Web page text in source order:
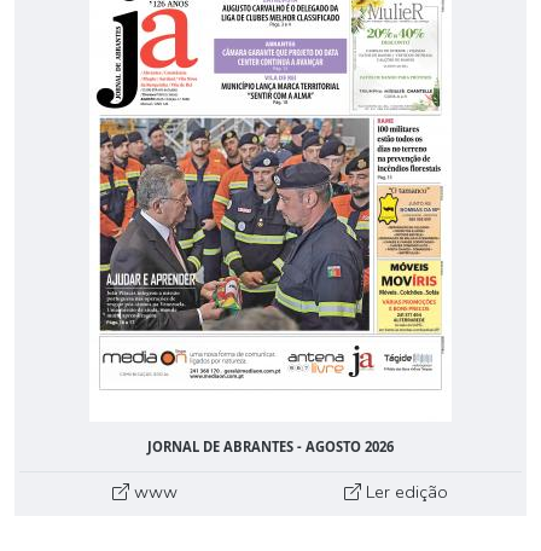
JORNAL DE ABRANTES - AGOSTO 2026
www Ler edição